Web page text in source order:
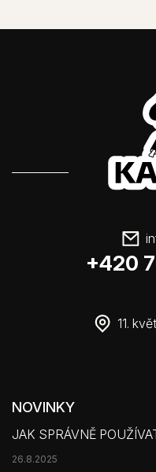
+420
11.
NOVINKY
JAK SPRÁVNĚ
26.8.2025